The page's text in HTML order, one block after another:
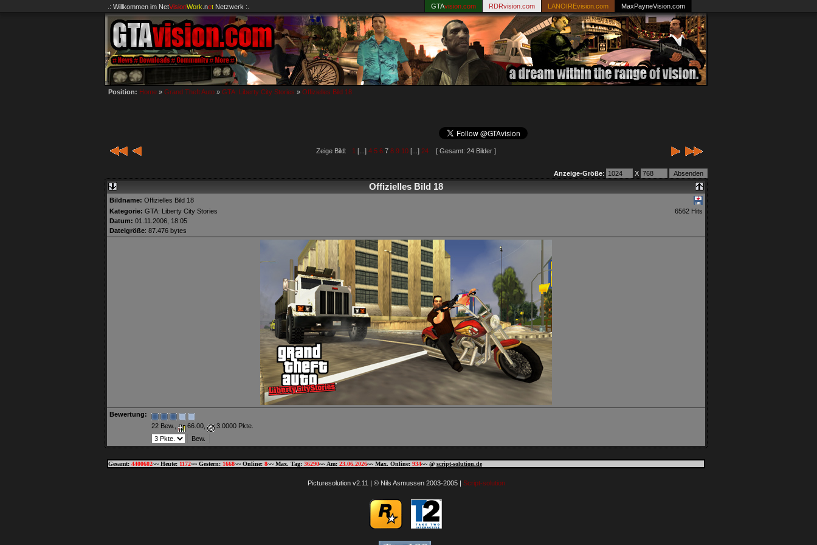
.: Willkommen im NetVisionWork .net Netzwerk :. GTAvision.com RDRvision.com LANOIREvision.com MaxPayneVision.com
Position: Home » Grand Theft Auto » GTA: Liberty City Stories » Offizielles Bild 18
Zeige Bild: 1 [...] 4 5 6 7 8 9 10 [...] 24 [ Gesamt: 24 Bilder ]
Anzeige-Größe: X
Offizielles Bild 18
Bildname: Offizielles Bild 18
Kategorie: GTA: Liberty City Stories
6562 Hits
Datum: 01.11.2006, 18:05
Dateigröße: 87.476 bytes
Bewertung:
22 Bew.,
66.00, 3.0000 Pkte.
Gesamt: 4400602~~ Heute: 1172~~ Gestern: 1668~~ Online: 8~~ Max. Tag: 36290~~ Am: 23.06.2026~~ Max. Online: 934~~ @ script-solution.de
Picturesolution v2.11 | © Nils Asmussen 2003-2005 | Script-solution